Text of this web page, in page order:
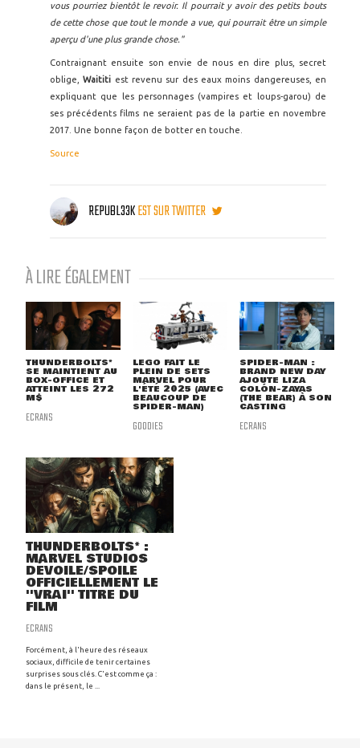
vous pourriez bientôt le revoir. Il pourrait y avoir des petits bouts
de cette chose que tout le monde a vue, qui pourrait être un simple
aperçu d'une plus grande chose."
Contraignant ensuite son envie de nous en dire plus, secret
oblige,Waititi est revenu sur des eaux moins dangereuses, en
expliquant que les personnages (vampires et loups-garou) de
ses précédents films ne seraient pas de la partie en novembre
2017. Une bonne façon de botter en touche.
Source
REPUBL33KEST SUR TWITTER
À LIRE ÉGALEMENT
THUNDERBOLTS*
SE MAINTIENT AU
BOX-OFFICE ET
ATTEINT LES 272
M$
ECRANS
LEGO FAIT LE
PLEIN DE SETS
MARVEL POUR
L'ÉTÉ 2025 (AVEC
BEAUCOUP DE
SPIDER-MAN)
GOODIES
SPIDER-MAN :
BRAND NEW DAY
AJOUTE LIZA
COLÓN-ZAYAS
(THE BEAR) À SON
CASTING
ECRANS
THUNDERBOLTS* :
MARVEL STUDIOS
DÉVOILE/SPOILE
OFFICIELLEMENT LE
''VRAI'' TITRE DU
FILM
ECRANS
Forcément, à l'heure des réseaux
sociaux, difficile de tenir certaines
surprises sous clés. C'est comme ça :
dans le présent, le ...